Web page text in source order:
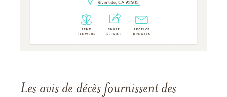
Les avis de décès fournissent des